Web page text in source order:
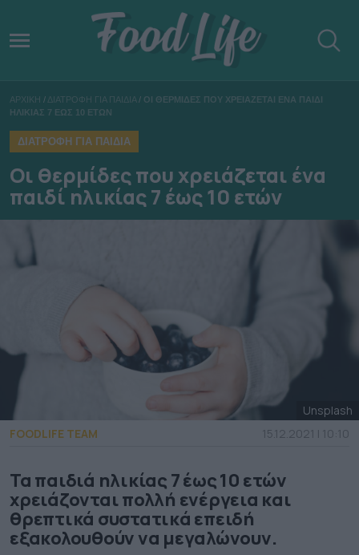
ΑΡΧΙΚΗ / ΔΙΑΤΡΟΦΗ ΓΙΑ ΠΑΙΔΙΑ / ΟΙ ΘΕΡΜΙΔΕΣ ΠΟΥ ΧΡΕΙΑΖΕΤΑΙ ΕΝΑ ΠΑΙΔΙ
ΗΛΙΚΙΑΣ 7 ΕΩΣ 10 ΕΤΩΝ
ΔΙΑΤΡΟΦΗ ΓΙΑ ΠΑΙΔΙΑ
Οι θερμίδες που χρειάζεται ένα
παιδί ηλικίας 7 έως 10 ετών
Unsplash
FOODLIFE TEAM
15.12.2021 | 10:10
Τα παιδιά ηλικίας 7 έως 10 ετών
χρειάζονται πολλή ενέργεια και
θρεπτικά συστατικά επειδή
εξακολουθούν να μεγαλώνουν.